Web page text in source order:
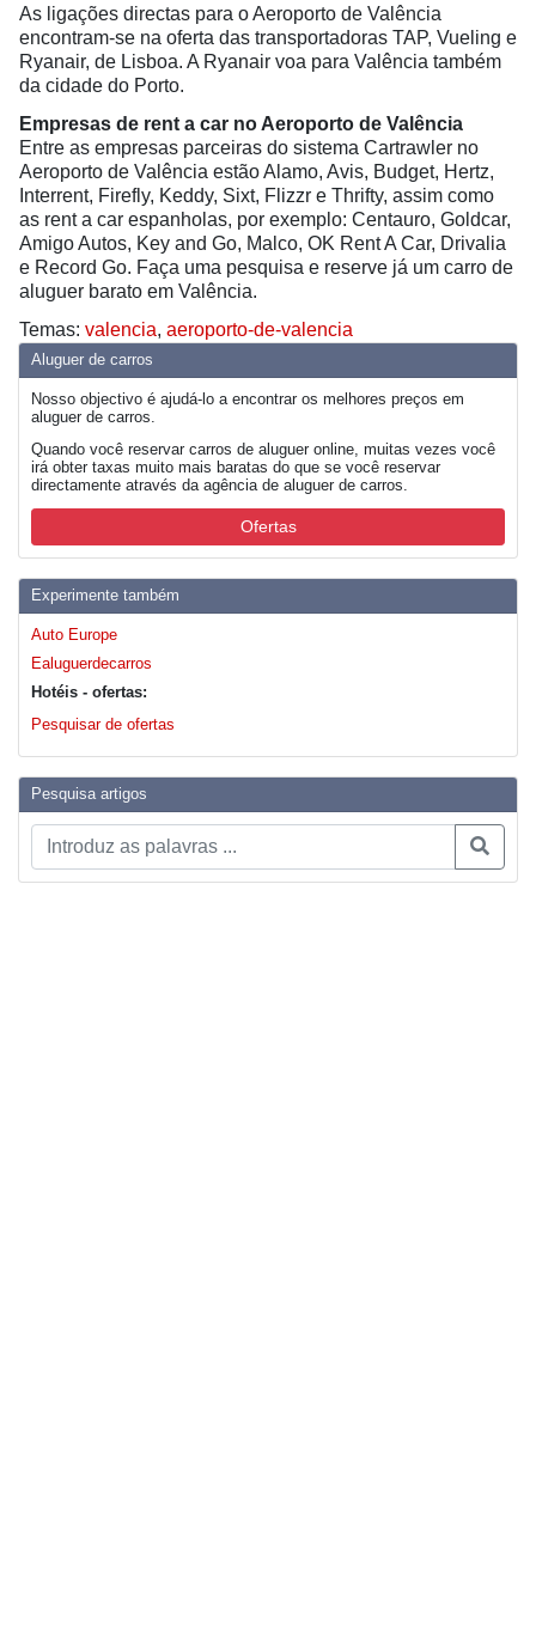
Aluguer de carros
Nosso objectivo é ajudá-lo a encontrar os melhores preços em
aluguer de carros.
Quando você reservar carros de aluguer online, muitas vezes você
irá obter taxas muito mais baratas do que se você reservar
directamente através da agência de aluguer de carros.
Ofertas
Experimente também
Auto Europe
Ealuguerdecarros
Hotéis - ofertas:
Pesquisar de ofertas
Pesquisa artigos
As ligações directas para o Aeroporto de Valência
encontram-se na oferta das transportadoras TAP, Vueling e
Ryanair, de Lisboa. A Ryanair voa para Valência também
da cidade do Porto.
Empresas de rent a car no Aeroporto de Valência
Entre as empresas parceiras do sistema Cartrawler no
Aeroporto de Valência estão Alamo, Avis, Budget, Hertz,
Interrent, Firefly, Keddy, Sixt, Flizzr e Thrifty, assim como
as rent a car espanholas, por exemplo: Centauro, Goldcar,
Amigo Autos, Key and Go, Malco, OK Rent A Car, Drivalia
e Record Go. Faça uma pesquisa e reserve já um carro de
aluguer barato em Valência.
Temas: valencia, aeroporto-de-valencia